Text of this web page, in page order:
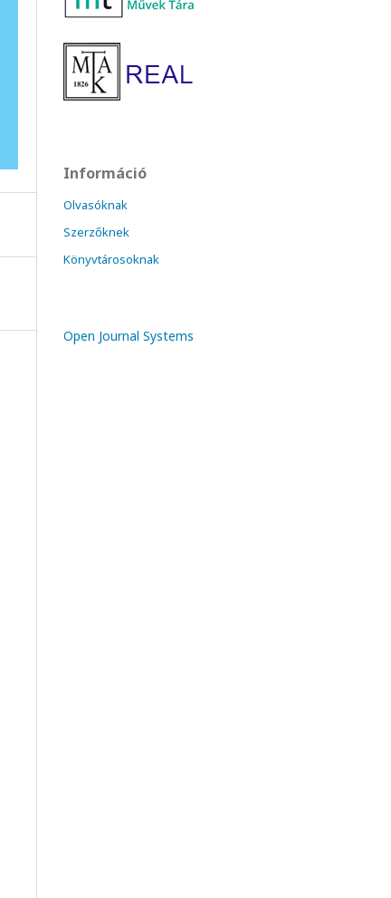
Információ
Olvasóknak
Szerzőknek
Könyvtárosoknak
Open Journal Systems